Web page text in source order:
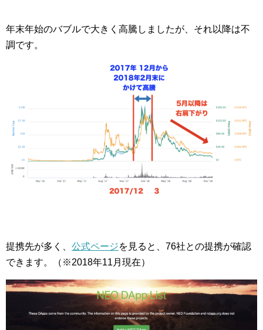
年末年始のバブルで大きく高騰しましたが、それ以降は不
調です。
提携先が多く、 公式ページを見ると、76社との提携が確認
できます。（※2018年11月現在）